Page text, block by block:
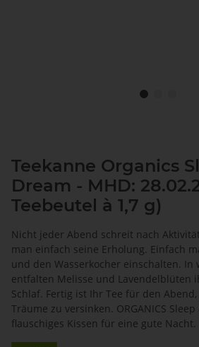
Teekanne Organics
Dream - MHD:
Teebeutel à 1,7 g)
Nicht jeder Abend schreit nach
man einfach seine Erholung. Einfach
und den Wasserkocher einschalten. In
entfalten Melisse und Lavendelblüten
Schlaf. Fertig ist Ihr Tee für den
Träume zu versinken. ORGANICS
flauschiges Kissen für eine gute Nacht.